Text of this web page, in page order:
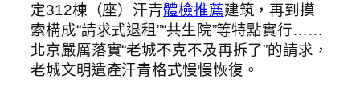
定312棟（座）汗青體檢推薦建筑，再到摸
索構成“請求式退租”“共生院”等特點實行……
北京嚴厲落實“老城不克不及再拆了”的請求，
老城文明遺產汗青格式慢慢恢復。